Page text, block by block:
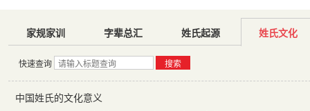
家规家训 字辈总汇 姓氏起源 姓氏文化
快速查询 搜索
中国姓氏的文化意义